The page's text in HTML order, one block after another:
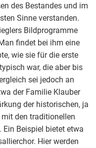
des Bestandes und im
Sinne verstanden.
Bildprogramme
findet bei ihm eine
wie sie für die erste
war, die aber bis
sei jedoch an
der Familie Klauber
der historischen, ja
den traditionellen
Beispiel bietet etwa
Hier werden